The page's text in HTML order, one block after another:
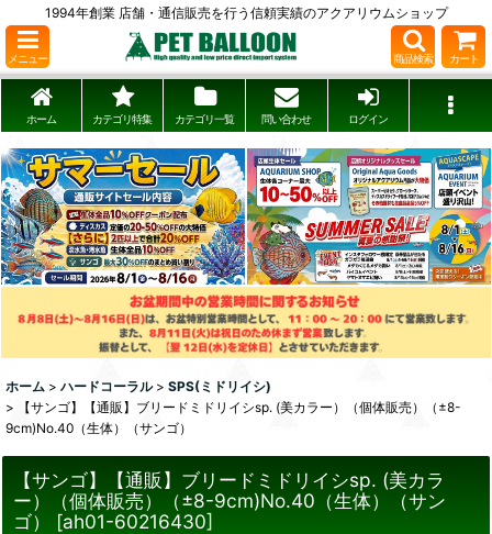
1994年創業 店舗・通信販売を行う信頼実績のアクアリウムショップ
メニュー 商品検索 カート
ホーム カテゴリ特集 カテゴリ一覧 問い合わせ ログイン
ホーム > ハードコーラル > SPS(ミドリイシ)
>
【サンゴ】【通販】ブリードミドリイシsp. (美カラー）（個体販売）（±8-
9cm)No.40（生体）（サンゴ）
【サンゴ】【通販】ブリードミドリイシsp. (美カラ
ー）（個体販売）（±8-9cm)No.40（生体）（サン
ゴ）
[ah01-60216430]